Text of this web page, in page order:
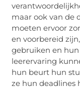
maar ook van de
moeten ervoor
en voorbereid
gebruiken en
leerervaring
hun beurt hun
ze hun deadlines